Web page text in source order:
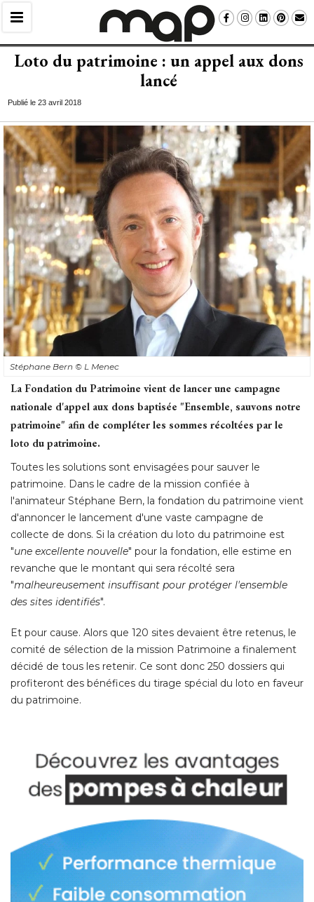
Loto du patrimoine : un appel aux dons
lancé
Publié le 23 avril 2018
Stéphane Bern © L Menec
La Fondation du Patrimoine vient de lancer une campagne
nationale d'appel aux dons baptisée "Ensemble, sauvons notre
patrimoine" afin de compléter les sommes récoltées par le
loto du patrimoine.
Toutes les solutions sont envisagées pour sauver le
patrimoine. Dans le cadre de la mission confiée à
l'animateur Stéphane Bern, la fondation du patrimoine vient
d'annoncer le lancement d'une vaste campagne de
collecte de dons. Si la création du loto du patrimoine est
"une excellente nouvelle" pour la fondation, elle estime en
revanche que le montant qui sera récolté sera
"malheureusement insuffisant pour protéger l'ensemble
des sites identifiés".
Et pour cause. Alors que 120 sites devaient être retenus, le
comité de sélection de la mission Patrimoine a finalement
décidé de tous les retenir. Ce sont donc 250 dossiers qui
profiteront des bénéfices du tirage spécial du loto en faveur
du patrimoine.